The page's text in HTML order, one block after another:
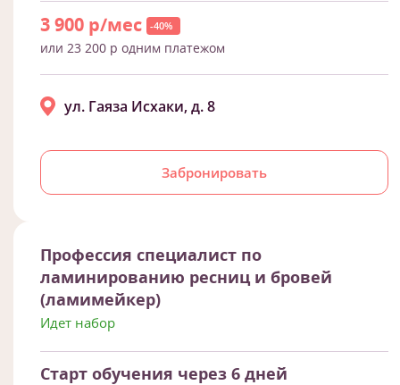
3 900 р/мес -40%
или 23 200 р одним платежом
Забронировать
ул. Гаяза Исхаки, д. 8
Профессия специалист по
ламинированию ресниц и бровей
(ламимейкер)
Идет набор
Старт обучения через 6 дней